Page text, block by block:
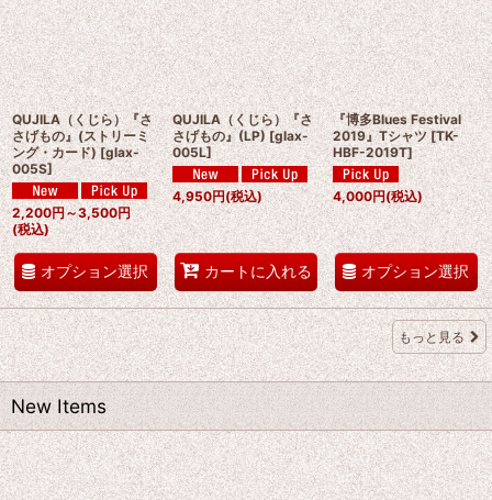
QUJILA（くじら）『さ
さげもの』(ストリーミ
ング・カード) [glax-
005S]
2,200円～3,500円
(税込)
オプション選択
QUJILA（くじら）『さ
さげもの』(LP) [glax-
005L]
4,950円(税込)
カートに入れる
『博多Blues Festival
2019』Tシャツ [TK-
HBF-2019T]
4,000円(税込)
オプション選択
もっと見る
New Items